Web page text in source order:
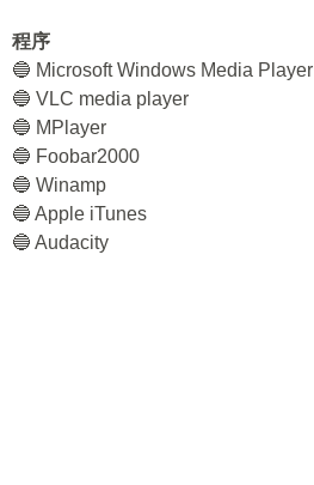
程序
🔵 Microsoft Windows Media Player
🔵 VLC media player
🔵 MPlayer
🔵 Foobar2000
🔵 Winamp
🔵 Apple iTunes
🔵 Audacity